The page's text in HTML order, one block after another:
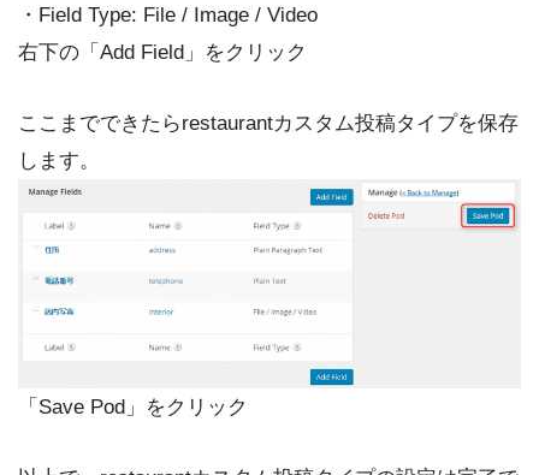
・Field Type: File / Image / Video
右下の「Add Field」をクリック
ここまでできたらrestaurantカスタム投稿タイプを保存
します。
「Save Pod」をクリック